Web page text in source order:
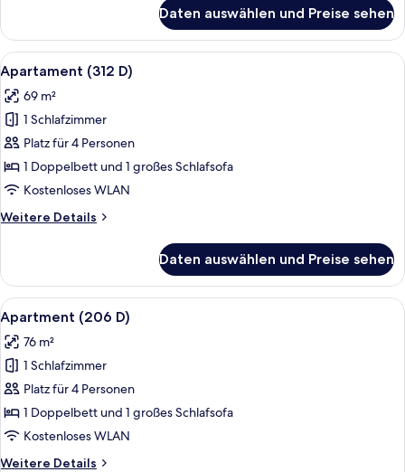
(001
F)
Daten auswählen und Preise sehen
Alle
Fotos
für
Apartament
(312
D)
anzeigen
Ein modernes Wohnzimmer mit
9
Apartament (312 D)
69 m²
1 Schlafzimmer
Platz für 4 Personen
1 Doppelbett und 1 großes Schlafsofa
Kostenloses WLAN
Weitere Details
Weitere
(312
D)
Daten auswählen und Preise sehen
Alle
Fotos
für
Apartment
(206
D)
anzeigen
Ein modernes Wohnzimmer mit
9
Apartment (206 D)
76 m²
1 Schlafzimmer
Platz für 4 Personen
1 Doppelbett und 1 großes Schlafsofa
Kostenloses WLAN
Weitere Details
Weitere